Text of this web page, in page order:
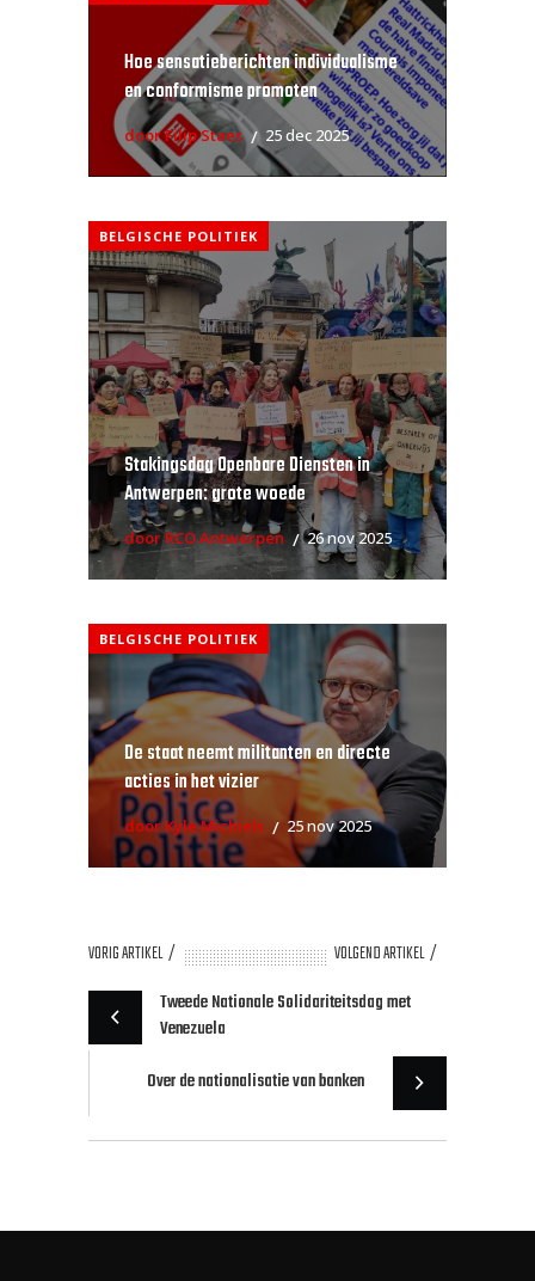
Hoe sensatieberichten individualisme
en conformisme promoten
door Filip Staes 25 dec 2025
BELGISCHE POLITIEK
Stakingsdag Openbare Diensten in
Antwerpen: grote woede
door RCO Antwerpen 26 nov 2025
BELGISCHE POLITIEK
De staat neemt militanten en directe
acties in het vizier
door Kyle Michiels 25 nov 2025
VORIG ARTIKEL
VOLGEND ARTIKEL
Tweede Nationale Solidariteitsdag met
Venezuela
Over de nationalisatie van banken